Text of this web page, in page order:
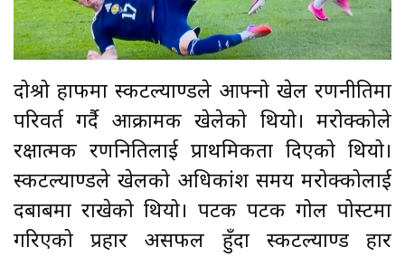
दोश्रो हाफमा स्कटल्याण्डले आफ्नो खेल रणनीतिमा
परिवर्त गर्दै आक्रामक खेलेको थियो। मरोक्कोले
रक्षात्मक रणनितिलाई प्राथमिकता दिएको थियो।
स्कटल्याण्डले खेलको अधिकांश समय मरोक्कोलाई
दबाबमा राखेको थियो। पटक पटक गोल पोस्टमा
गरिएको प्रहार असफल हुँदा स्कटल्याण्ड हार